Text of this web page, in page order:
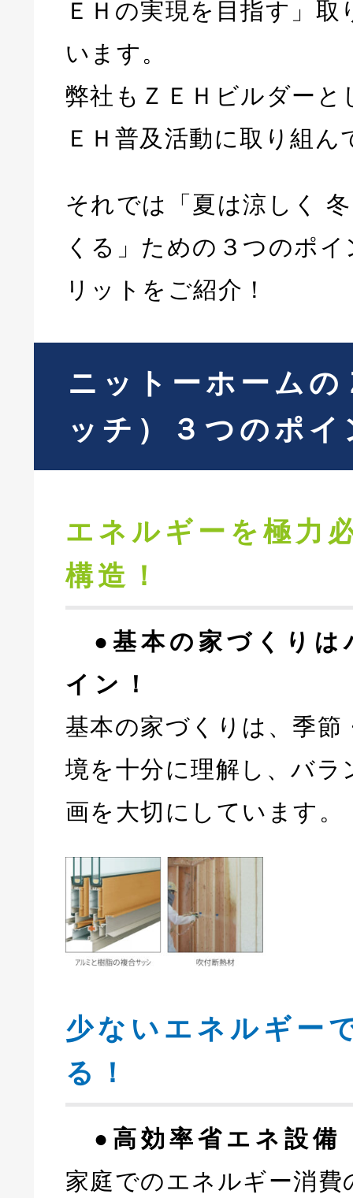
ＥＨの実現を目指す」
います。
弊社もＺＥＨビルダーと
ＥＨ普及活動に取り組ん
それでは「 夏は涼しく
くる」ための３つのポ
リットをご紹介！
ニットーホームの
ッチ）３つのポイ
エネルギーを極力
構造！
●基本の家づくりは
イン！
基本の家づくりは、季節
境を十分に理解し、バラ
画を大切にしています。
少ないエネルギー
る！
●高効率省エネ設備
家庭でのエネルギー消費